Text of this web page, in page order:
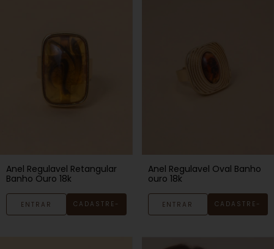
Anel Regulavel Retangular
Banho Ouro 18k
ENTRAR CADASTRE-
Anel Regulavel Oval Banho
ouro 18k
ENTRAR CADASTRE-